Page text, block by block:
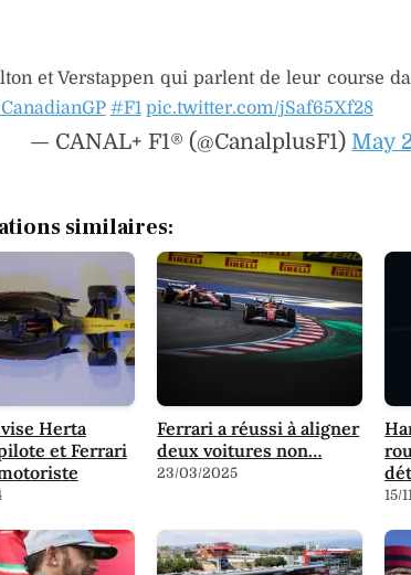
et Verstappen qui parlent de leur course
#F1 pic.twitter.com/jSaf65Xf28
— CANAL+ F1® (@CanalplusF1) May
similaires:
Herta
et Ferrari
Ferrari a réussi à aligner
deux voitures non…
23/03/2025
15/